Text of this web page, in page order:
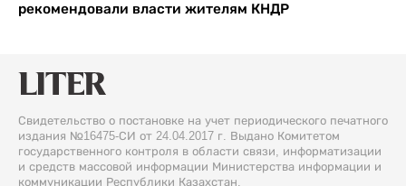
рекомендовали власти жителям КНДР
Свидетельство о постановке на учет периодического печатного
издания №16475-СИ от 24.04.2017 г. Выдано Комитетом
государственного контроля в области связи, информатизации
и средств массовой информации Министерства информации и
коммуникации Республики Казахстан.